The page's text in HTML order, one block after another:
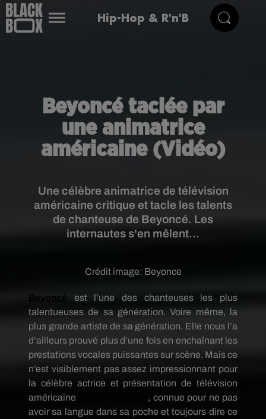
Hip-Hop & R'n'B
Beyoncé taclée par
une animatrice
américaine (Vidéo)
Une célèbre animatrice de télévision
américaine critique et tacle les talents
de chanteuse de Beyoncé. Les
internautes s'en mêlent...
Crédit image: Beyonce
Beyoncé
est l’une des chanteuses les plus
talentueuses de sa génération. Voire même, la
plus grande artiste de sa génération. Elle nous l’a
d’ailleurs prouvé plus d’une fois en enchaînant les
prestations vocales puissantes sur scène. Mais ce
n’est visiblement pas assez impressionnant pour
la célèbre actrice et présentation de télévision
américaine
, connue pour ne pas
avoir sa langue dans sa poche et toujours dire ce